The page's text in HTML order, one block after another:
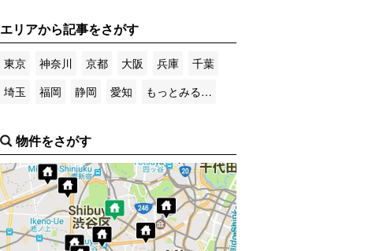
エリアから記事をさがす
東京 神奈川 京都 大阪 兵庫
千葉
埼玉
福岡 静岡 愛知 もっとみる…
物件をさがす